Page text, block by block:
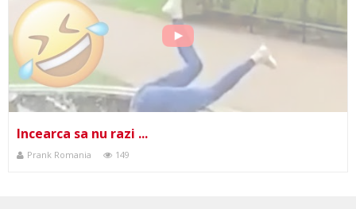
Incearca sa nu razi ...
Prank Romania 149